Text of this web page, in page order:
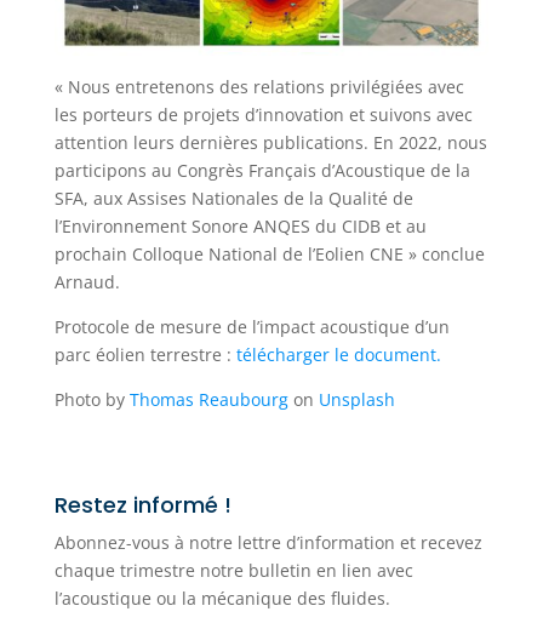
« Nous entretenons des relations privilégiées avec
les porteurs de projets d’innovation et suivons avec
attention leurs dernières publications. En 2022, nous
participons au Congrès Français d’Acoustique de la
SFA, aux Assises Nationales de la Qualité de
l’Environnement Sonore ANQES du CIDB et au
prochain Colloque National de l’Eolien CNE » conclue
Arnaud.
Protocole de mesure de l’impact acoustique d’un
parc éolien terrestre : télécharger le document.
Photo by Thomas Reaubourgon Unsplash
Restez informé !
Abonnez-vous à notre lettre d’information et recevez
chaque trimestre notre bulletin en lien avec
l’acoustique ou la mécanique des fluides.